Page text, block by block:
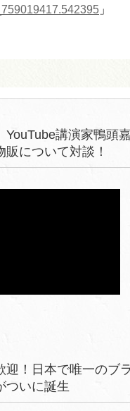
」
YouTube講演家鴨頭
について対談！
迎！日本で唯一のブ
ついに誕生